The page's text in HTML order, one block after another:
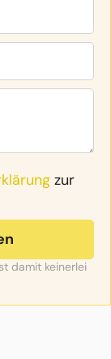
zur
damit keinerlei